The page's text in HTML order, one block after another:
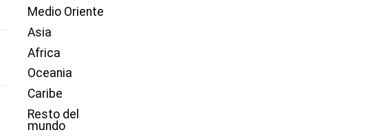
Medio Oriente
Asia
Africa
Oceania
Caribe
Resto del
mundo